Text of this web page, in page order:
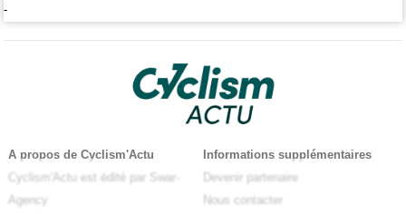
-
A propos de Cyclism'Actu
Cyclism'Actu est édité par Swar-
Agency
Informations supplémentaires
Devenir partenaire
Nous contacter